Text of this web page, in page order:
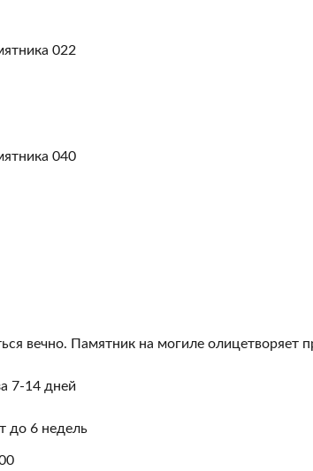
022
040
вечно. Памятник на могиле олицетворяет
7-14 дней
до 6 недель